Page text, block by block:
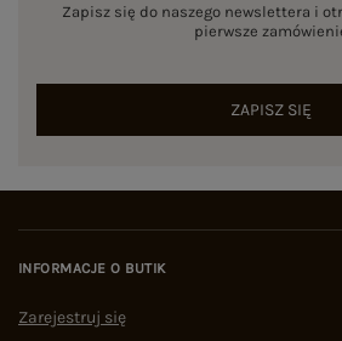
Zapisz się do naszego newslettera i
pierwsze
ZAPISZ SIĘ
INFORMACJE O BUTIK
Zarejestruj się